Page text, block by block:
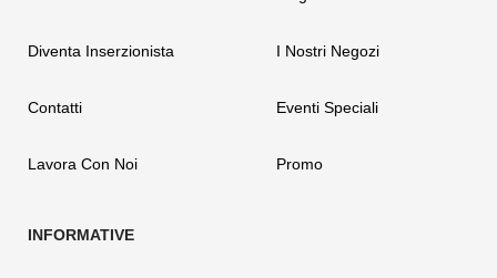
Diventa Inserzionista
Contatti
Lavora Con Noi
I Nostri Negozi
Eventi Speciali
Promo